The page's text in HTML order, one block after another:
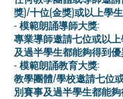
獎)/十位(金獎)或以上學
- 模範朗誦導師大獎:
專業導師邀請七位或以
及過半學生都能夠得到
- 模範朗誦教育大獎:
教學團體/學校邀請七位
別賽事及過半學生都能